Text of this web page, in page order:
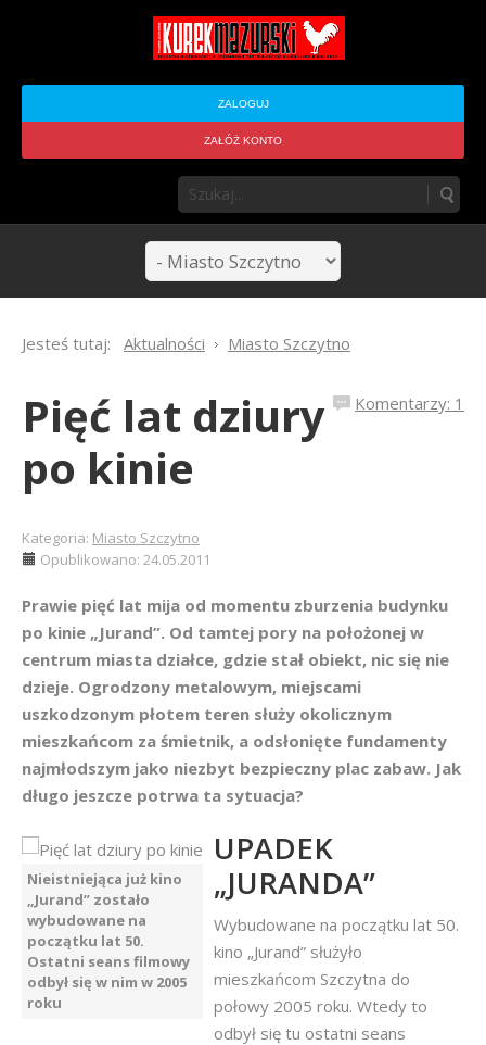
ZALOGUJ
ZAŁÓŻ KONTO
Jesteś tutaj: Aktualności Miasto Szczytno
Komentarzy: 1
Pięć lat dziury
po kinie
Kategoria: Miasto Szczytno
Opublikowano: 24.05.2011
Prawie pięć lat mija od momentu zburzenia budynku
po kinie „Jurand”. Od tamtej pory na położonej w
centrum miasta działce, gdzie stał obiekt, nic się nie
dzieje. Ogrodzony metalowym, miejscami
uszkodzonym płotem teren służy okolicznym
mieszkańcom za śmietnik, a odsłonięte fundamenty
najmłodszym jako niezbyt bezpieczny plac zabaw. Jak
długo jeszcze potrwa ta sytuacja?
Nieistniejąca już kino
„Jurand” zostało
wybudowane na
początku lat 50.
Ostatni seans filmowy
odbył się w nim w 2005
roku
UPADEK
„JURANDA”
Wybudowane na początku lat 50.
kino „Jurand” służyło
mieszkańcom Szczytna do
połowy 2005 roku. Wtedy to
odbył się tu ostatni seans